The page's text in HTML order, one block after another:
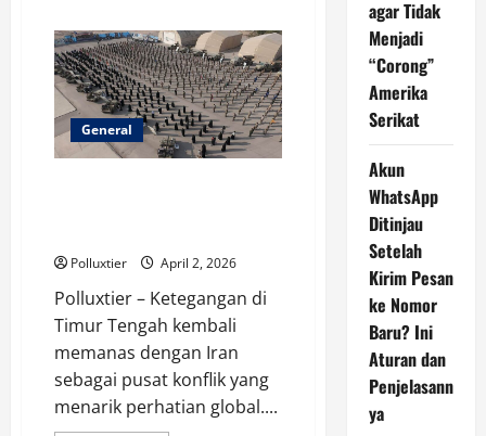
dan
Ketegangan:
Mungkinkah
Perang
AS-
Iran
Berakhir
Seperti
Perang
General
Polluxtier April 2, 2026
Polluxtier – Ketegangan di
Timur Tengah kembali
memanas dengan Iran
sebagai pusat konflik yang
menarik perhatian global....
agar Tidak
Menjadi
“Corong”
Amerika
Serikat
Akun
WhatsApp
Ditinjau
Setelah
Kirim Pesan
ke Nomor
Baru? Ini
Aturan dan
Penjelasann
ya